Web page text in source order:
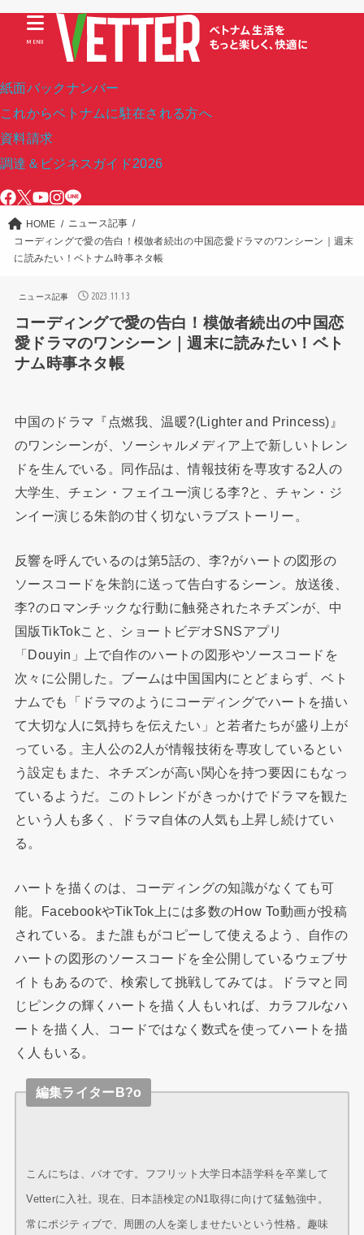
紙面バックナンバー
これからベトナムに駐在される方へ
資料請求
調達＆ビジネスガイド2026
MENU
HOME
ニュース記事
コーディングで愛の告白！模倣者続出の中国恋愛ドラマのワンシーン｜週末
に読みたい！ベトナム時事ネタ帳
ニュース記事 2023.11.13
コーディングで愛の告白！模倣者続出の中国恋
愛ドラマのワンシーン｜週末に読みたい！ベト
ナム時事ネタ帳
中国のドラマ『点燃我、温暖?(Lighter and Princess)』
のワンシーンが、ソーシャルメディア上で新しいトレン
ドを生んでいる。同作品は、情報技術を専攻する2人の
大学生、チェン・フェイユー演じる李?と、チャン・ジ
ンイー演じる朱韵の甘く切ないラブストーリー。
反響を呼んでいるのは第5話の、李?がハートの図形の
ソースコードを朱韵に送って告白するシーン。放送後、
李?のロマンチックな行動に触発されたネチズンが、中
国版TikTokこと、ショートビデオSNSアプリ
「Douyin」上で自作のハートの図形やソースコードを
次々に公開した。ブームは中国国内にとどまらず、ベト
ナムでも「ドラマのようにコーディングでハートを描い
て大切な人に気持ちを伝えたい」と若者たちが盛り上が
っている。主人公の2人が情報技術を専攻しているとい
う設定もまた、ネチズンが高い関心を持つ要因にもなっ
ているようだ。このトレンドがきっかけでドラマを観た
という人も多く、ドラマ自体の人気も上昇し続けてい
る。
ハートを描くのは、コーディングの知識がなくても可
能。FacebookやTikTok上には多数のHow To動画が投稿
されている。また誰もがコピーして使えるよう、自作の
ハートの図形のソースコードを全公開しているウェブサ
イトもあるので、検索して挑戦してみては。ドラマと同
じピンクの輝くハートを描く人もいれば、カラフルなハ
ートを描く人、コードではなく数式を使ってハートを描
く人もいる。
編集ライターB?o
こんにちは、バオです。フフリット大学日本語学科を卒業して
Vetterに入社。現在、日本語検定のN1取得に向けて猛勉強中。
常にポジティブで、周囲の人を楽しませたいという性格。趣味